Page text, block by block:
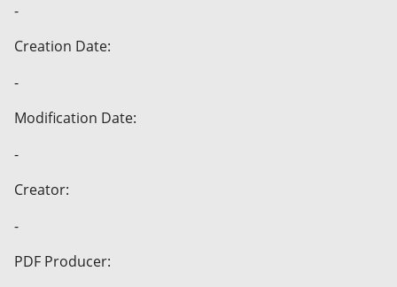
-
Creation Date:
-
Modification Date:
-
Creator:
-
PDF Producer: